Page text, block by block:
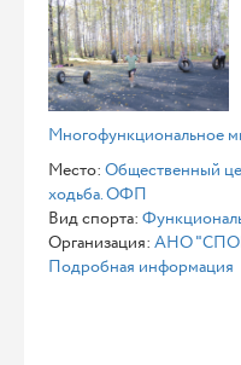
Многофункциональное
Место: Общественный
ходьба. ОФП
Вид спорта:
Организация: АНО
Подробная информация